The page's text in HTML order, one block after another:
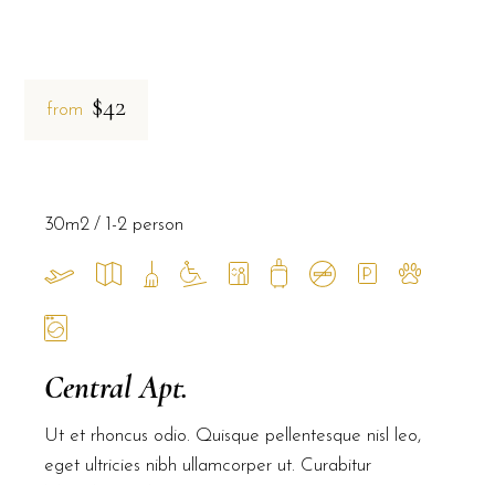
from $42
Central Apt.
Ut et rhoncus odio. Quisque pellentesque nisl leo,
eget ultricies nibh ullamcorper ut. Curabitur
30m2 1-2 person